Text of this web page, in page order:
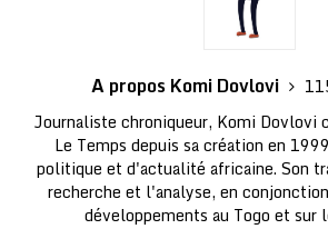
A propos Komi Dovlovi
Journaliste chroniqueur, Komi Dovlovi
Le Temps depuis sa création en
politique et d'actualité africaine. Son
recherche et l'analyse, en
développements au Togo et sur